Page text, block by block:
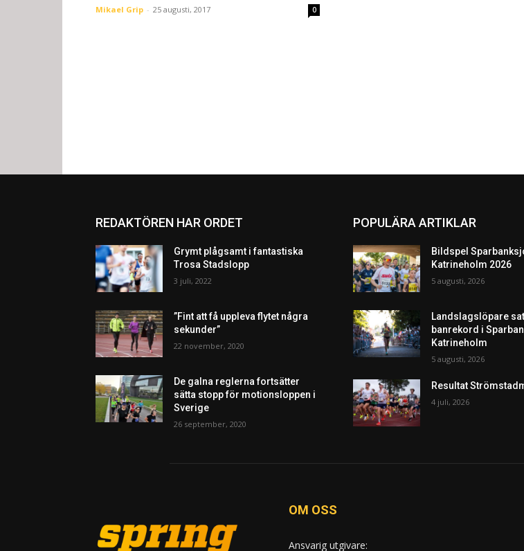
Mikael Grip - 25 augusti, 2017 0
REDAKTÖREN HAR ORDET
Grymt plågsamt i fantastiska
Trosa Stadslopp
3 juli, 2022
”Fint att få uppleva flytet några
sekunder”
22 november, 2020
De galna reglerna fortsätter
sätta stopp för motionsloppen i
Sverige
26 september, 2020
POPULÄRA ARTIKLAR
Bildspel
Katrineholm 2026
5 augusti, 2026
Landslagslöpare
banrekord i
Katrineholm
5 augusti, 2026
Resultat
4 juli, 2026
OM OSS
Ansvarig utgivare: